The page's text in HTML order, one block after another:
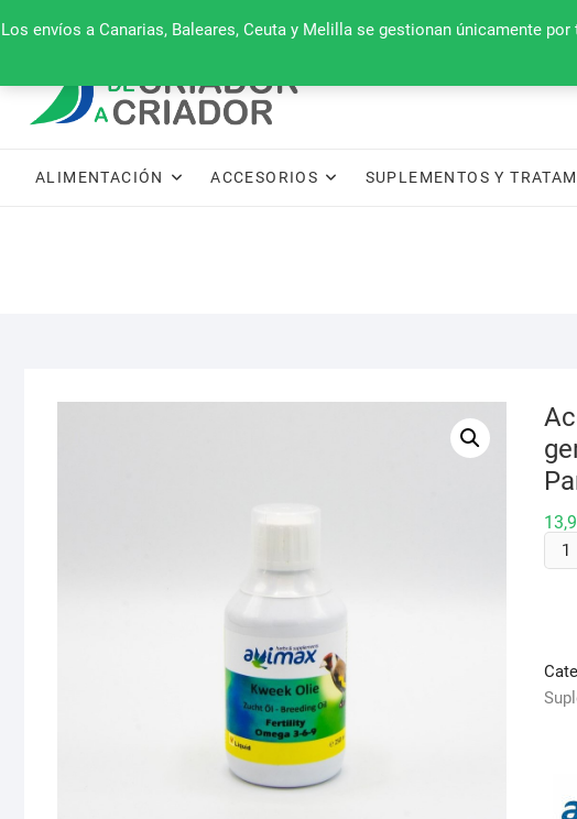
Los envíos a Canarias, Baleares, Ceuta y Melilla se gestionan únicamente
al
660 079 911
ALIMENTACIÓN ACCESORIOS SUPLEMENTOS Y
Cria
de